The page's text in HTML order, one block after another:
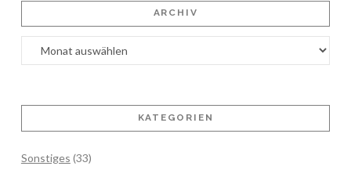
ARCHIV
Archiv
KATEGORIEN
Sonstiges (33)